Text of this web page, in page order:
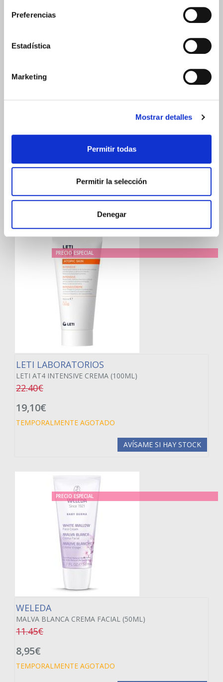
Preferencias
Estadística
Marketing
Mostrar detalles
Permitir todas
Permitir la selección
Denegar
LETI LABORATORIOS
AT4 GEL BAÑO DERMOGRASO (750ML)
19.95€
- + Añadir
PRECIO ESPECIAL
LETI LABORATORIOS
LETI AT4 INTENSIVE CREMA (100ML)
22.40€
19,10€
TEMPORALMENTE AGOTADO
AVÍSAME SI HAY STOCK
PRECIO ESPECIAL
WELEDA
MALVA BLANCA CREMA FACIAL (50ML)
11.45€
8,95€
TEMPORALMENTE AGOTADO